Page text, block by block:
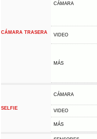
CÁMARA TRASERA
CÁMARA
VIDEO
MÁS
SELFIE
CÁMARA
VIDEO
MÁS